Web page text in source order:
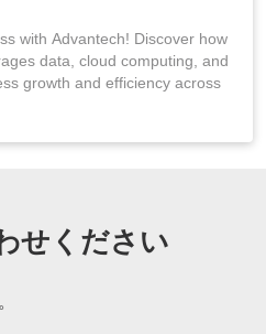
Discover how
data, cloud computing, and
growth and efficiency across
せください